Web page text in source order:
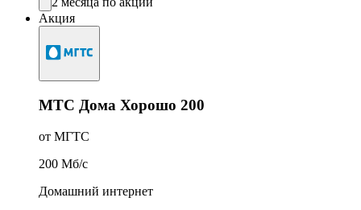
Акция
МТС Дома Хорошо 200
от МГТС
200 Мб/c
Домашний интернет